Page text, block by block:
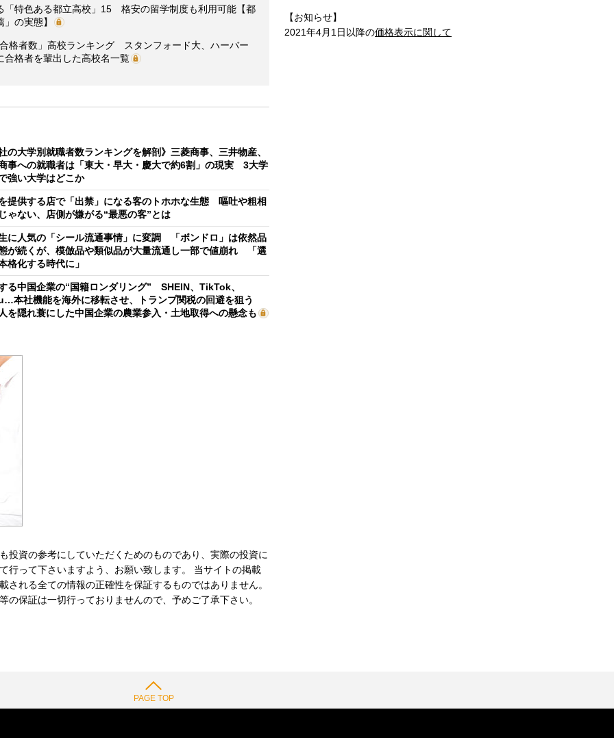
「特色ある都立高校」15 格安の留学制度も利用可能【都
の実態】
格者数」高校ランキング スタンフォード大、ハーバー
格者を輩出した高校名一覧
の大学別就職者数ランキングを解剖》三菱商事、三井物産、
事への就職者は「東大・早大・慶大で約6割」の現実 3大学
強い大学はどこか
提供する店で「出禁」になる客のトホホな生態 嘔吐や粗相
ゃない、店側が嫌がる“最悪の客”とは
に人気の「シール流通事情」に変調 「ボンドロ」は依然品
が続くが、模倣品や類似品が大量流通し一部で値崩れ 「選
格化する時代に」
る中国企業の“国籍ロンダリング” SHEIN、TikTok、
本社機能を海外に移転させ、トランプ関税の回避を狙う
を隠れ蓑にした中国企業の農業参入・土地取得への懸念も
投資の参考にしていただくためのものであり、実際の投資に
行って下さいますよう、お願い致します。 当サイトの掲載
される全ての情報の正確性を保証するものではありません。
の保証は一切行っておりませんので、予めご了承下さい。
【お知らせ】
2021年4月1日以降の価格表示に関して
PAGE TOP